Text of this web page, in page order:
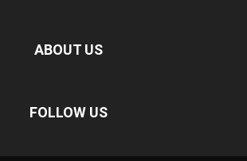
ABOUT US
FOLLOW US